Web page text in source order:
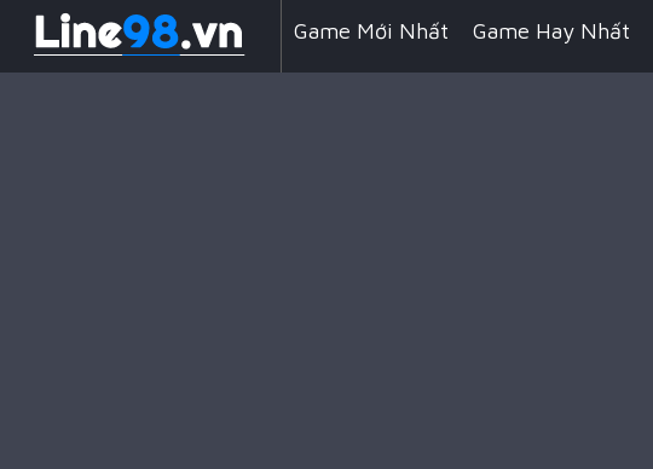
Game Mới Nhất Game Hay Nhất